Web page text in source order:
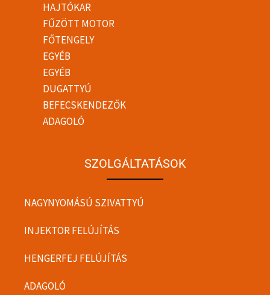
HAJTÓKAR
FŰZÖTT MOTOR
FŐTENGELY
EGYÉB
EGYÉB
DUGATTYÚ
BEFECSKENDEZŐK
ADAGOLÓ
SZOLGÁLTATÁSOK
NAGYNYOMÁSÚ SZIVATTYÚ
INJEKTOR FELÚJÍTÁS
HENGERFEJ FELÚJÍTÁS
ADAGOLÓ